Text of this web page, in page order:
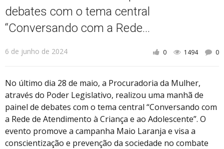
Cotidiano
debates com o tema central
“Conversando com a Rede...
6 de junho de 2024 0 1494 0
No último dia 28 de maio, a Procuradoria da Mulher,
através do Poder Legislativo, realizou uma manhã de
painel de debates com o tema central “Conversando com
a Rede de Atendimento à Criança e ao Adolescente”. O
evento promove a campanha Maio Laranja e visa a
conscientização e prevenção da sociedade no combate